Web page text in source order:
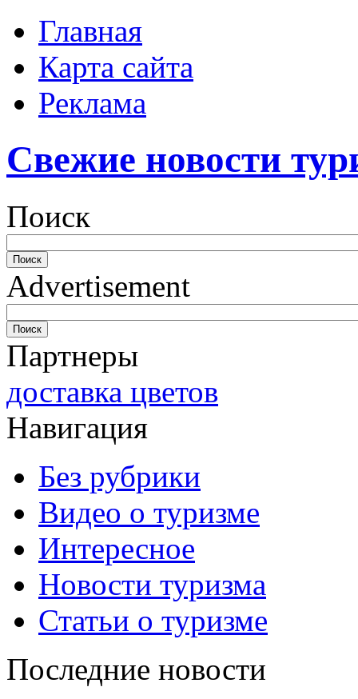
Главная
Карта сайта
Реклама
Свежие новости
Поиск
Advertisement
Партнеры
доставка цветов
Навигация
Без рубрики
Видео о туризме
Интересное
Новости туризма
Статьи о туризме
Последние новости